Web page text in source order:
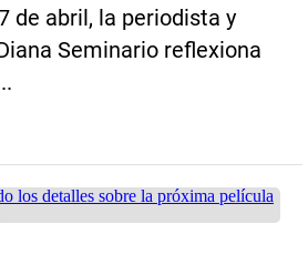
de abril, la periodista y
Seminario reflexiona